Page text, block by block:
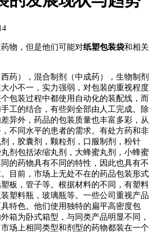
物，但是他们可能对纸塑包装袋和相关
药），混合制剂（中成药），生物制剂
小不一，实力强弱，对包装的重视程度
包装过程中都使用自动化的装配线，而
工的结合，有些则全部由人工完成。除
异外，药品的包装质量也丰富多彩，从
不同水平的患者的需求。有处方药和非
，胶囊剂，颗粒剂，口服制剂，粉针
剂包括浓缩丸剂，大蜂蜜丸剂，小蜂蜜
的药物具有不同的特性，因此也具有不
目前，市场上无处不在的药品包装形式
板，管子等。根据材料的不同，有塑料
塑料瓶，玻璃瓶等。一些公司重视产品
特色。他们使用独特的扁平高密度包
箱为卧式箱型，与同类产品明显不同，
场上相同类型和剂型的药物都装在一个